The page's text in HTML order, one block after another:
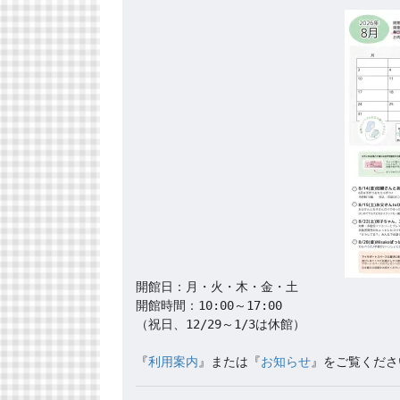
開館日：月・火・木・金・土
開館時間：10:00～17:00
（祝日、12/29～1/3は休館）
『利用案内』または『お知らせ』をご覧くだ